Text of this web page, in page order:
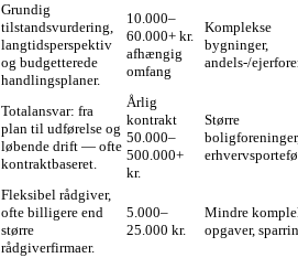
Grundig
tilstandsvurdering,
langtidsperspektiv
og budgetterede
handlingsplaner.
10.000–
60.000+ kr.
afhængig
omfang
Komplekse
bygninger,
andels-/
Totalansvar: fra
plan til udførelse og
løbende drift — ofte
kontraktbaseret.
Årlig
kontrakt
50.000–
500.000+
kr.
Større
Fleksibel rådgiver,
ofte billigere end
større
rådgiverfirmaer.
5.000–
25.000 kr.
Mindre
opgaver,